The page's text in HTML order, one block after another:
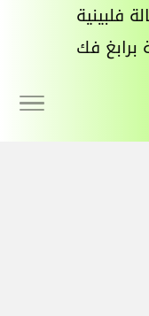
فلبينية
برابغ فك